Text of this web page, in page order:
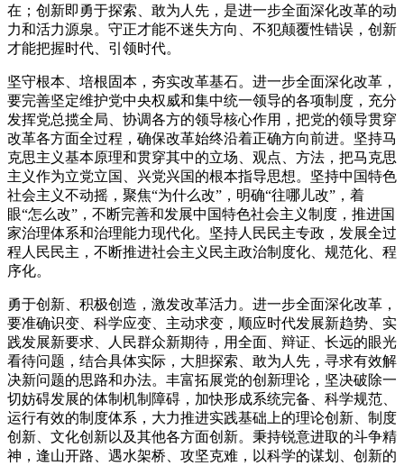
在；创新即勇于探索、敢为人先，是进一步全面深化改革的动
力和活力源泉。守正才能不迷失方向、不犯颠覆性错误，创新
才能把握时代、引领时代。
坚守根本、培根固本，夯实改革基石。进一步全面深化改革，
要完善坚定维护党中央权威和集中统一领导的各项制度，充分
发挥党总揽全局、协调各方的领导核心作用，把党的领导贯穿
改革各方面全过程，确保改革始终沿着正确方向前进。坚持马
克思主义基本原理和贯穿其中的立场、观点、方法，把马克思
主义作为立党立国、兴党兴国的根本指导思想。坚持中国特色
社会主义不动摇，聚焦“为什么改”，明确“往哪儿改”，着
眼“怎么改”，不断完善和发展中国特色社会主义制度，推进国
家治理体系和治理能力现代化。坚持人民民主专政，发展全过
程人民民主，不断推进社会主义民主政治制度化、规范化、程
序化。
勇于创新、积极创造，激发改革活力。进一步全面深化改革，
要准确识变、科学应变、主动求变，顺应时代发展新趋势、实
践发展新要求、人民群众新期待，用全面、辩证、长远的眼光
看待问题，结合具体实际，大胆探索、敢为人先，寻求有效解
决新问题的思路和办法。丰富拓展党的创新理论，坚决破除一
切妨碍发展的体制机制障碍，加快形成系统完备、科学规范、
运行有效的制度体系，大力推进实践基础上的理论创新、制度
创新、文化创新以及其他各方面创新。秉持锐意进取的斗争精
神，逢山开路、遇水架桥、攻坚克难，以科学的谋划、创新的